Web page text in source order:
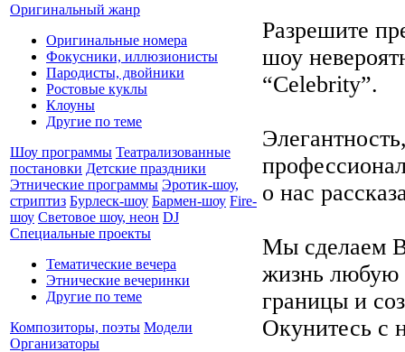
Оригинальный жанр
Оригинальные номера
Фокусники, иллюзионисты
Пародисты, двойники
Ростовые куклы
Клоуны
Другие по теме
Шоу программы Театрализованные
постановки Детские праздники
Этнические программы Эротик-шоу,
стриптиз Бурлеск-шоу Бармен-шоу Fire-
шоу Световое шоу, неон DJ
Специальные проекты
Тематические вечера
Этнические вечеринки
Другие по теме
Композиторы, поэты Модели
Организаторы
Разрешите
шоу
“Celebrity”.
о нас
Мы сделаем
жизнь любую
границы и
Окунитесь с